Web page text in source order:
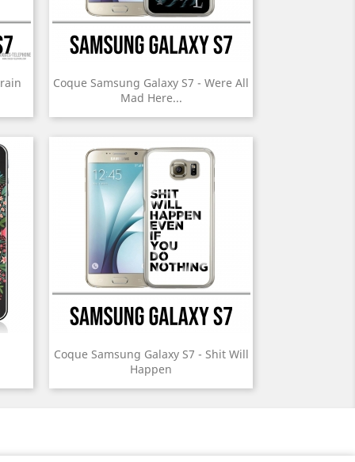
Coque Samsung Galaxy S7 - Were All
Mad Here...
Coque Samsung Galaxy S7 - Shit Will
Happen